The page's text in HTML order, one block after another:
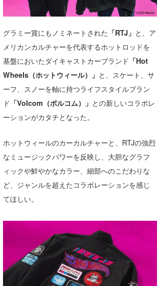
グラミー賞にもノミネートされた 「RTJ」 と、ア
メリカンカルチャーを代表するホットロッドを
基盤においたダイキャストカーブランド 「Hot
Wheels（ホットウィール）」 と、スケート、サ
ーフ、スノーを軸に持つライフスタイルブラン
ド 「Volcom（ボルコム）」 との新しいコラボレ
ーションがカタチとなった。
ホットウィールのカーカルチャーと、RTJの強烈
なミュージックパワーを反映し、大胆なグラフ
ィックや鮮やかなカラー、細部へのこだわりな
ど、ジャンルを超えたコラボレーションを感じ
てほしい。
大阪
四国
沖縄
サーファーズ
ライター/寄稿メディア
Core Surf Japan
Naoya Kimoto
mitsuteru Kamio
Yasunari Inoue
Yoshiyuki Obata
arukasvision
DELTA FORCE SURF
メディア
SURFMEDIA
Colors MAGAZINE
WAVAL
波伝説アンバサダー/プロライダー
福島寿実子
中浦“JET”章
嵯峨明日香
進士剛光
☆加藤
+☆maki☆+